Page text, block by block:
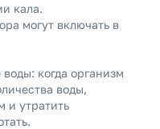
кала.
могут включать в
когда организм
воды,
и утратить